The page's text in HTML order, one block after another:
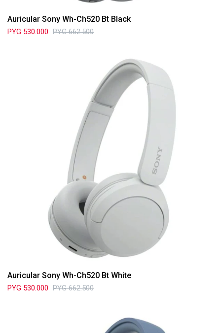
Auricular Sony Wh-Ch520 Bt Black
PYG 530.000 PYG 662.500
Auricular Sony Wh-Ch520 Bt White
PYG 530.000 PYG 662.500